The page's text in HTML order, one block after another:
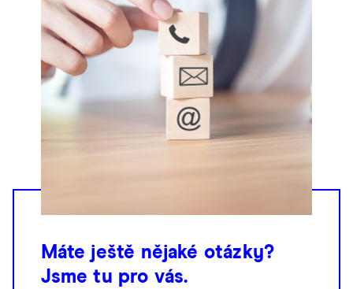
Máte ještě nějaké otázky?
Jsme tu pro vás.